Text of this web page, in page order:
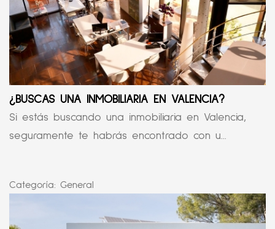
¿BUSCAS UNA INMOBILIARIA EN VALENCIA?
Si estás buscando una inmobiliaria en Valencia,
seguramente te habrás encontrado con u...
Categoría: General